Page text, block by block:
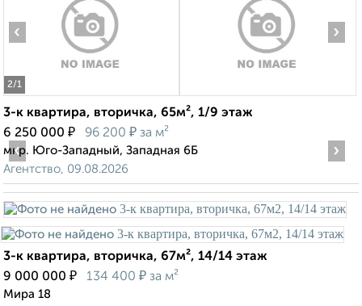
2/1
‹ ›
3-к квартира, вторичка, 65м², 1/9 этаж
6 250 000 ₽ 96 200 ₽ за м²
мкр. Юго-Западный, Западная 6Б
Агентство, 09.08.2026
‹ ›
3-к квартира, вторичка, 67м², 14/14 этаж
9 000 000 ₽ 134 400 ₽ за м²
Мира 18